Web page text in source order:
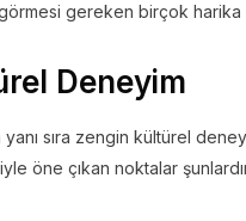
gereken birçok harika
Deneyim
sıra zengin kültürel
öne çıkan noktalar